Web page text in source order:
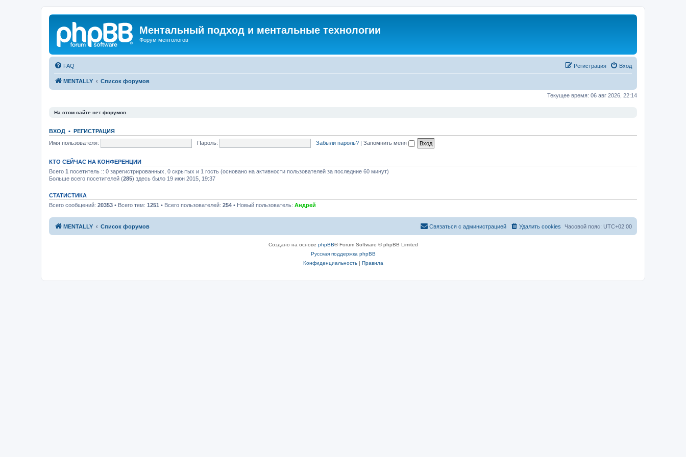
Ментальный подход и ментальные технологии
Форум ментологов
FAQ Вход
Регистрация
MENTALLY Список форумов
Текущее время: 06 авг 2026, 22:14
На этом сайте нет форумов.
ВХОД • РЕГИСТРАЦИЯ
Имя пользователя:
Пароль: Забыли пароль? | Запомнить меня
КТО СЕЙЧАС НА КОНФЕРЕНЦИИ
Всего 1 посетитель :: 0 зарегистрированных, 0 скрытых и 1 гость (основано на активности пользователей за последние 60 минут)
Больше всего посетителей (285) здесь было 19 июн 2015, 19:37
СТАТИСТИКА
Всего сообщений: 20353 • Всего тем: 1251 • Всего пользователей: 254 • Новый пользователь: Андрей
MENTALLY Список форумов Часовой пояс: UTC+02:00
Удалить cookies
Связаться с администрацией
Создано на основе phpBB® Forum Software © phpBB Limited
Русская поддержка phpBB
Конфиденциальность| Правила